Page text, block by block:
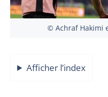
© Achraf Hakimi
Afficher l’index